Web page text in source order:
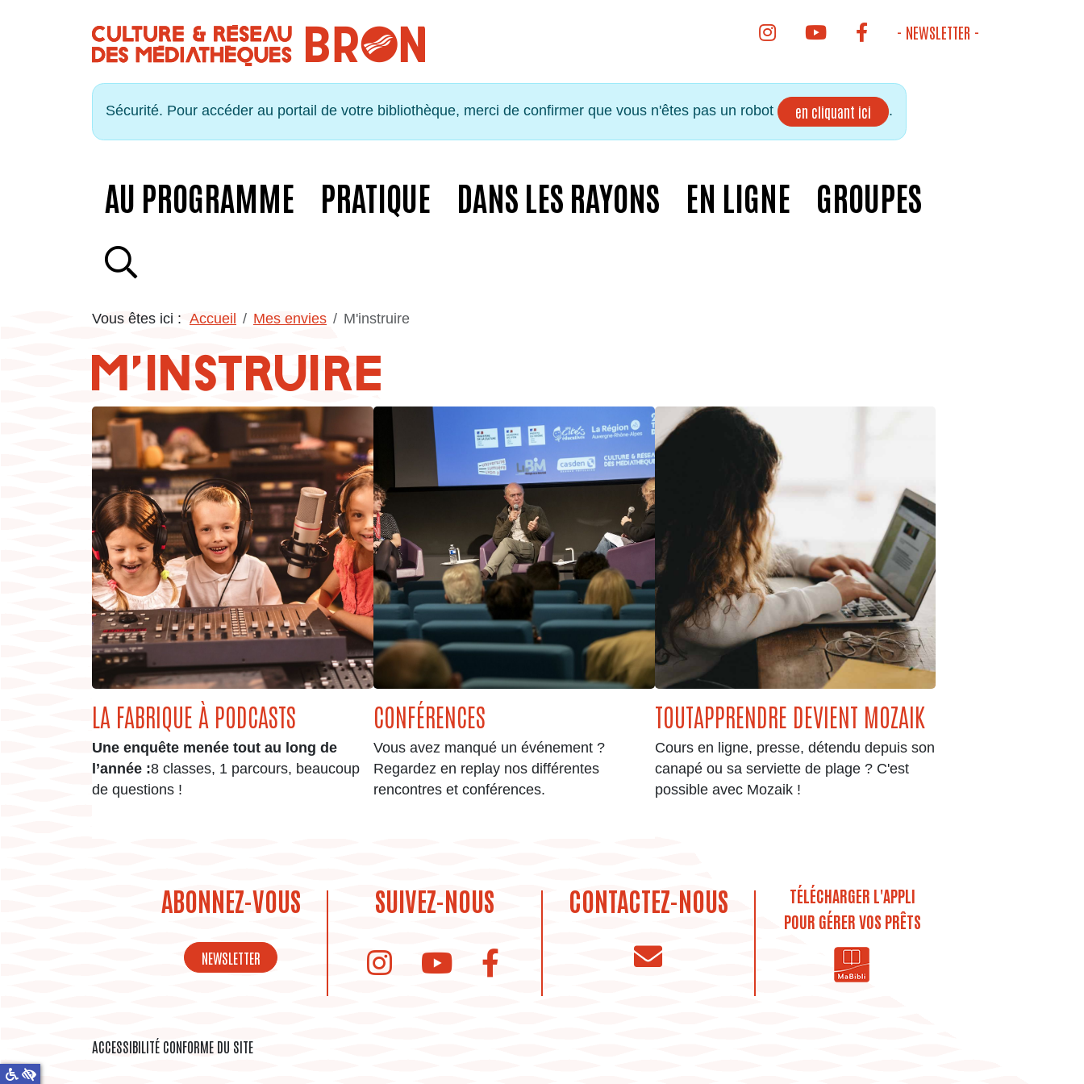
INSTAGRAM DE LA BIBLIOTHÈQUE
YOUTUBE DE LA BIBLIOTHÈQUE
FACEBOOK DE LA BIBLIOTHÈQUE
- NEWSLETTER -
Sécurité. Pour accéder au portail de votre bibliothèque, merci de confirmer que vous n'êtes pas un robot en cliquant ici .
AU PROGRAMME PRATIQUE DANS LES RAYONS EN LIGNE
GROUPES
Vous êtes ici : Accueil Mes envies M'instruire
M'INSTRUIRE
LA FABRIQUE À PODCASTS
Une enquête menée tout au long de
l’année :8 classes, 1 parcours, beaucoup
de questions !
CONFÉRENCES
Vous avez manqué un événement ?
Regardez en replay nos différentes
rencontres et conférences.
TOUTAPPRENDRE DEVIENT MOZAIK
Cours en ligne, presse, détendu depuis son
canapé ou sa serviette de plage ? C'est
possible avec Mozaik !
ABONNEZ-VOUS
NEWSLETTER
SUIVEZ-NOUS
instagram de la bibliothèque
Youtube de la bibliothèque
CONTACTEZ-NOUS
TÉLÉCHARGER L'APPLI
POUR GÉRER VOS PRÊTS
ACCESSIBILITÉ CONFORME DU SITE